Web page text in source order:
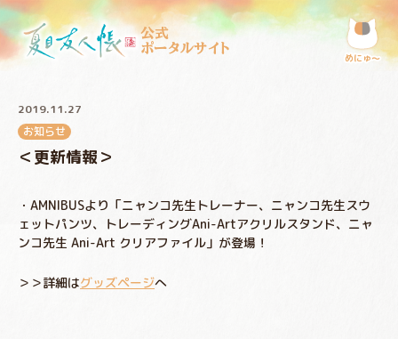
公式
ポータルサイト
めにゅ〜
2019.11.27
お知らせ
＜更新情報＞
・AMNIBUSより「ニャンコ先生トレーナー、ニャンコ先生スウ
ェットパンツ、トレーディングAni-Artアクリルスタンド、ニャ
ンコ先生 Ani-Art クリアファイル」が登場！
＞＞詳細はグッズページへ